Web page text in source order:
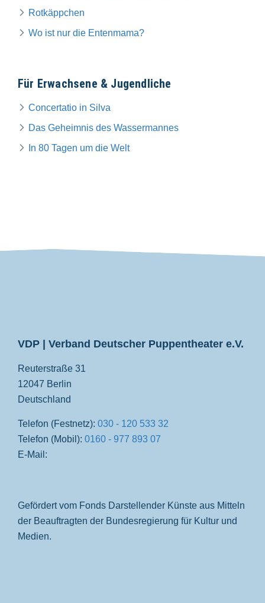
Rotkäppchen
Wo ist nur die Entenmama?
Für Erwachsene & Jugendliche
Concertatio in Silva
Das Geheimnis des Wassermannes
In 80 Tagen um die Welt
VDP | Verband Deutscher Puppentheater e.V.
Reuterstraße 31
12047 Berlin
Deutschland
Telefon (Festnetz): 030 - 120 533 32
Telefon (Mobil): 0160 - 977 893 07
E-Mail:
Gefördert vom Fonds Darstellender Künste aus Mitteln
der Beauftragten der Bundesregierung für Kultur und
Medien.